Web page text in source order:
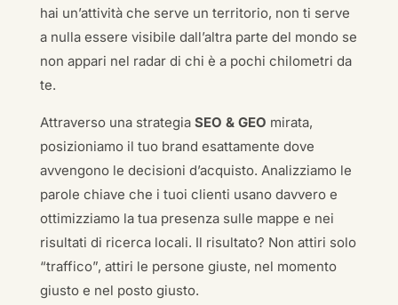
hai un’attività che serve un territorio, non ti serve
a nulla essere visibile dall’altra parte del mondo se
non appari nel radar di chi è a pochi chilometri da
te.
Attraverso una strategia SEO & GEO mirata,
posizioniamo il tuo brand esattamente dove
avvengono le decisioni d’acquisto. Analizziamo le
parole chiave che i tuoi clienti usano davvero e
ottimizziamo la tua presenza sulle mappe e nei
risultati di ricerca locali. Il risultato? Non attiri solo
“traffico”, attiri le persone giuste, nel momento
giusto e nel posto giusto.